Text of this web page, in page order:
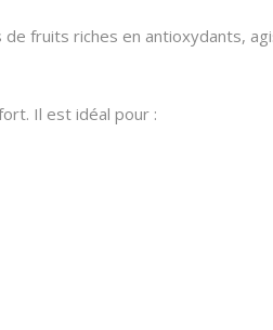
fruits riches en antioxydants,
Il est idéal pour :